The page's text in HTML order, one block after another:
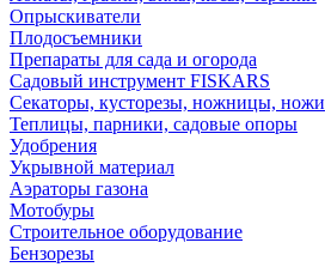
Опрыскиватели
Плодосъемники
Препараты для сада и огорода
Садовый инструмент FISKARS
Секаторы, кусторезы, ножницы, ножи
Теплицы, парники, садовые опоры
Удобрения
Укрывной материал
Аэраторы газона
Мотобуры
Строительное оборудование
Бензорезы